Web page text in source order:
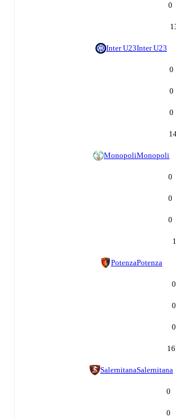
0
Inter U23Inter U23
0
0
0
MonopoliMonopoli
0
0
0
PotenzaPotenza
0
0
0
16
SalernitanaSalernitana
0
0